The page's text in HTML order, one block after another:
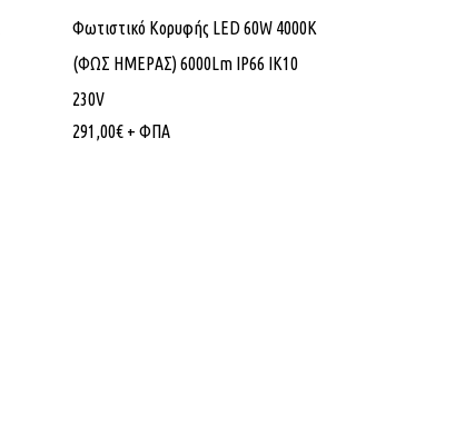
Φωτιστικό Κορυφής LED 60W 4000K
(ΦΩΣ ΗΜΕΡΑΣ) 6000Lm IP66 ΙΚ10
230V
291,00€ + ΦΠΑ